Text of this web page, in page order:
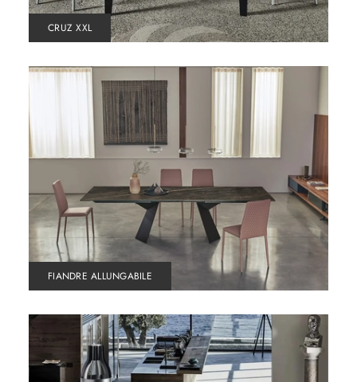
CRUZ XXL
FIANDRE ALLUNGABILE